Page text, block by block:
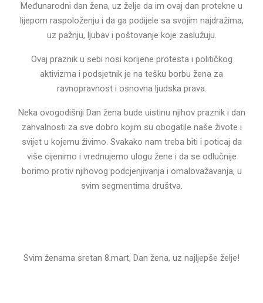
Međunarodni dan žena, uz želje da im ovaj dan protekne u
lijepom raspoloženju i da ga podijele sa svojim najdražima,
uz pažnju, ljubav i poštovanje koje zaslužuju.
Ovaj praznik u sebi nosi korijene protesta i političkog
aktivizma i podsjetnik je na tešku borbu žena za
ravnopravnost i osnovna ljudska prava.
Neka ovogodišnji Dan žena bude uistinu njihov praznik i dan
zahvalnosti za sve dobro kojim su obogatile naše živote i
svijet u kojemu živimo. Svakako nam treba biti i poticaj da
više cijenimo i vrednujemo ulogu žene i da se odlučnije
borimo protiv njihovog podcjenjivanja i omalovažavanja, u
svim segmentima društva.
Svim ženama sretan 8.mart, Dan žena, uz najljepše želje!